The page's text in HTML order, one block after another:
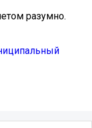
разумно.